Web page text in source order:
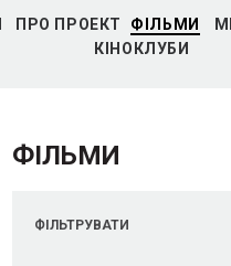
ПРО ПРОЕКТ ФІЛЬМИ
КІНОКЛУБИ
ФІЛЬМИ
ФІЛЬТРУВАТИ